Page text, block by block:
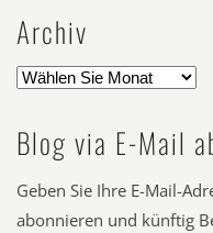
Archiv
Blog via E-Mail
Geben Sie Ihre E-Mail-
abonnieren und künftig